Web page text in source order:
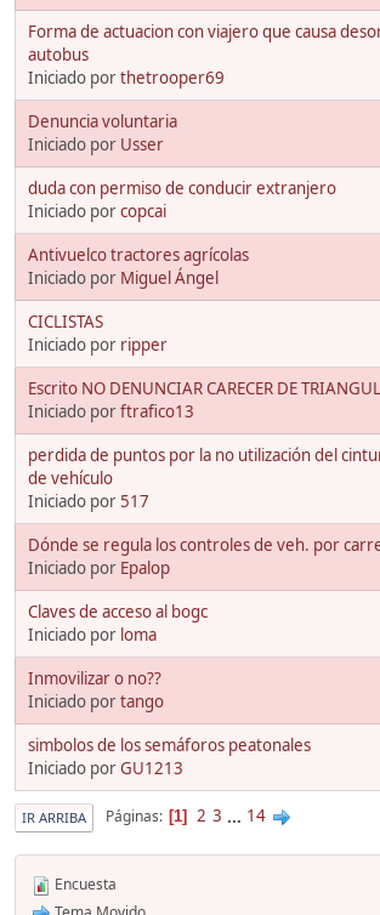
Forma de actuacion con viajero que causa
autobus
Iniciado porthetrooper69
Denuncia voluntaria
Iniciado por Usser
duda con permiso de conducir extranjero
Iniciado porcopcai
Antivuelco tractores agrícolas
Iniciado por Miguel Ángel
CICLISTAS
Iniciado por ripper
Escrito NO DENUNCIAR CARECER DE
Iniciado porftrafico13
perdida de puntos por la no utilización del
de vehículo
Iniciado por517
Dónde se regula los controles de veh. por
Iniciado por Epalop
Claves de acceso al bogc
Iniciado por loma
Inmovilizar o no??
Iniciado portango
simbolos de los semáforos peatonales
Iniciado porGU1213
IR ARRIBA Páginas 1 2 3 ... 14
Encuesta